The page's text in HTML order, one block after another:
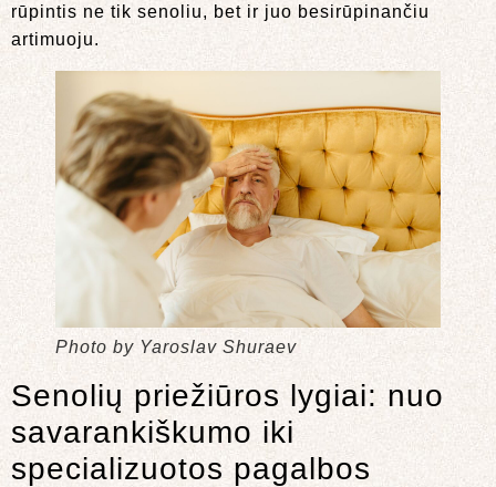
rūpintis ne tik senoliu, bet ir juo besirūpinančiu
artimuoju.
Photo by Yaroslav Shuraev
Senolių priežiūros lygiai: nuo
savarankiškumo iki
specializuotos pagalbos